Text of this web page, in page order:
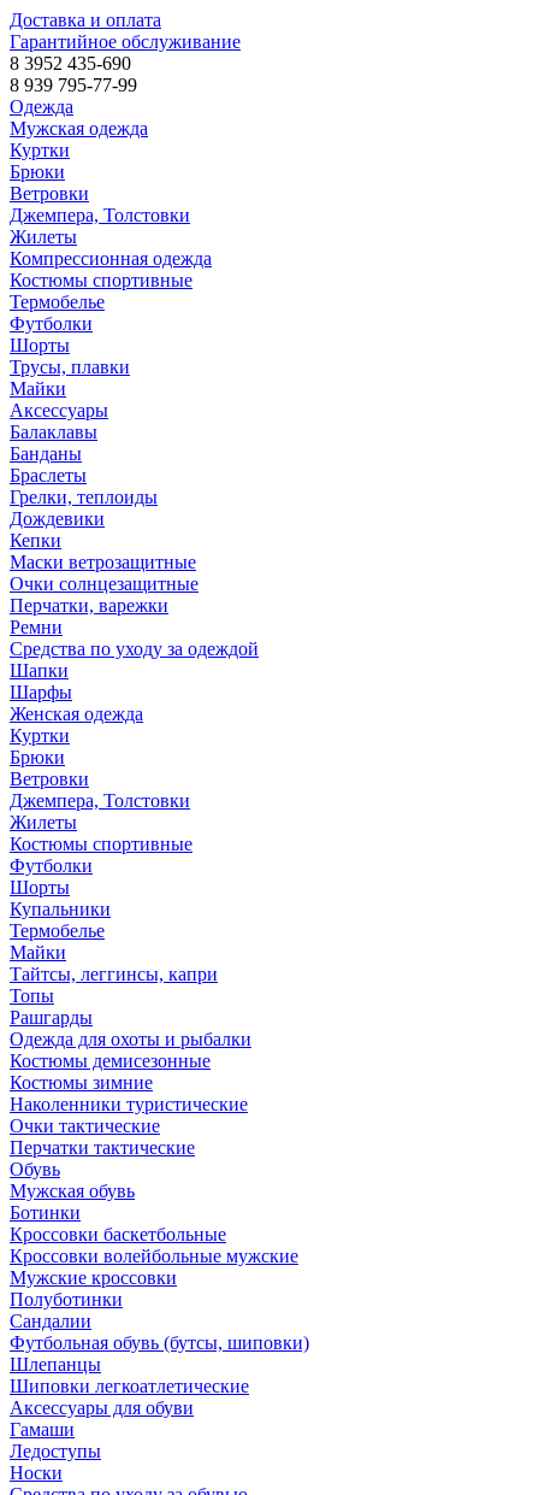
Доставка и оплата
Гарантийное обслуживание
8 3952 435-690
8 939 795-77-99
Одежда
Мужская одежда
Куртки
Брюки
Ветровки
Джемпера, Толстовки
Жилеты
Компрессионная одежда
Костюмы спортивные
Термобелье
Футболки
Шорты
Трусы, плавки
Майки
Аксессуары
Балаклавы
Банданы
Браслеты
Грелки, теплоиды
Дождевики
Кепки
Маски ветрозащитные
Очки солнцезащитные
Перчатки, варежки
Ремни
Средства по уходу за одеждой
Шапки
Шарфы
Женская одежда
Куртки
Брюки
Ветровки
Джемпера, Толстовки
Жилеты
Костюмы спортивные
Футболки
Шорты
Купальники
Термобелье
Майки
Тайтсы, леггинсы, капри
Топы
Рашгарды
Одежда для охоты и рыбалки
Костюмы демисезонные
Костюмы зимние
Наколенники туристические
Очки тактические
Перчатки тактические
Обувь
Мужская обувь
Ботинки
Кроссовки баскетбольные
Кроссовки волейбольные мужские
Мужские кроссовки
Полуботинки
Сандалии
Футбольная обувь (бутсы, шиповки)
Шлепанцы
Шиповки легкоатлетические
Аксессуары для обуви
Гамаши
Ледоступы
Носки